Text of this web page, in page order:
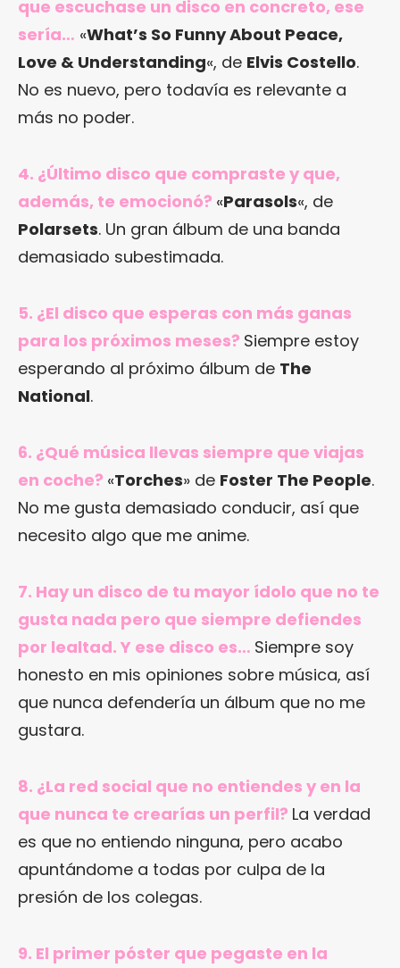
que escuchase un disco en concreto, ese
sería… «What’s So Funny About Peace,
Love & Understanding«, de Elvis Costello.
No es nuevo, pero todavía es relevante a
más no poder.
4. ¿Último disco que compraste y que,
además, te emocionó? «Parasols«, de
Polarsets. Un gran álbum de una banda
demasiado subestimada.
5. ¿El disco que esperas con más ganas
para los próximos meses? Siempre estoy
esperando al próximo álbum de The
National.
6. ¿Qué música llevas siempre que viajas
en coche? «Torches» de Foster The People.
No me gusta demasiado conducir, así que
necesito algo que me anime.
7. Hay un disco de tu mayor ídolo que no te
gusta nada pero que siempre defiendes
por lealtad. Y ese disco es… Siempre soy
honesto en mis opiniones sobre música, así
que nunca defendería un álbum que no me
gustara.
8. ¿La red social que no entiendes y en la
que nunca te crearías un perfil? La verdad
es que no entiendo ninguna, pero acabo
apuntándome a todas por culpa de la
presión de los colegas.
9. El primer póster que pegaste en la